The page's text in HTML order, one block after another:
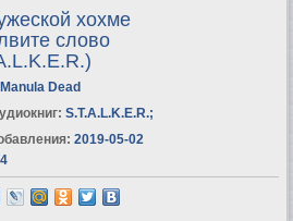
хохме
слово
Manula Dead
S.T.A.L.K.E.R.;
2019-05-02